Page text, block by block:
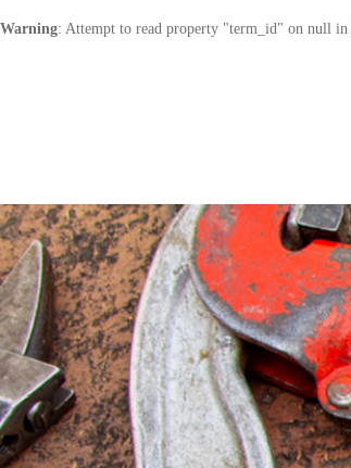
Warning: Attempt to read property "term_id" on null in